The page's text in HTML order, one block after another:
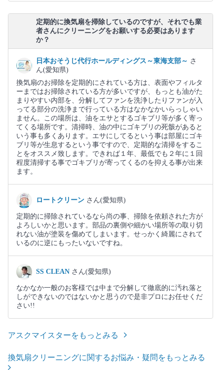
定期的に換気扇を掃除しているのですが、それでも業
者さんにクリーニングをお願いする必要はあります
か？
日本おそうじ代行ホールディングス～東海支部～ さ
ん(愛知県)
換気扇のお掃除を定期的にされている方は、表面やフィルタ
ーまではお掃除されている方が多いですが、もっとも油がた
まりやすい内部を、分解してファンを洗浄したりファンが入
ってる部分の洗浄まで行っている方はなかなかいらっしゃい
ません。この場所は、油をエサとするゴキブリ等が多く寄っ
てくる場所です。清掃時、油の中にゴキブリの死骸があると
いう事も多くあります。エサにしてるという事は部屋にゴキ
ブリ等が生息するという事ですので、定期的な清掃をするこ
とをオススメ致します。できれば１年、最低でも２年に１回
程度清掃する事でゴキブリが寄ってくるのを抑える事が出来
ます。
ロートクリーン さん(愛知県)
定期的に掃除されているなら尚の事、掃除を依頼された方が
よろしいかと思います。部品の裏側や細かい場所等の取り切
れない油が塗装を傷めてしまいます。せっかく綺麗にされて
いるのに逆にもったいないですね。
SS CLEAN さん(愛知県)
なかなか一般のお客様では中まで分解して徹底的に汚れ落と
しができないのではないかと思うので是非プロにお任せくだ
さい!!
アスクマイスターをもっとみる
換気扇クリーニングに関するお悩み・疑問をもっとみる